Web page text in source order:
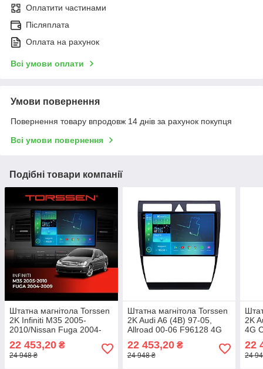
Оплатити частинами
Післяплата
Оплата на рахунок
Всі умови оплати
Умови повернення
Повернення товару впродовж 14 днів за рахунок покупця
Всі умови повернення
Подібні товари компанії
Штатна магнітола Torssen
2K Infiniti M35 2005-
2010/Nissan Fuga 2004-
DSP
22 453,20 ₴
24 948 ₴
Штатна магнітола Torssen
2K Audi A6 (4B) 97-05,
Allroad 00-06 F96128 4G
22 453,20₴
24 948 ₴
2K
4G
22
24